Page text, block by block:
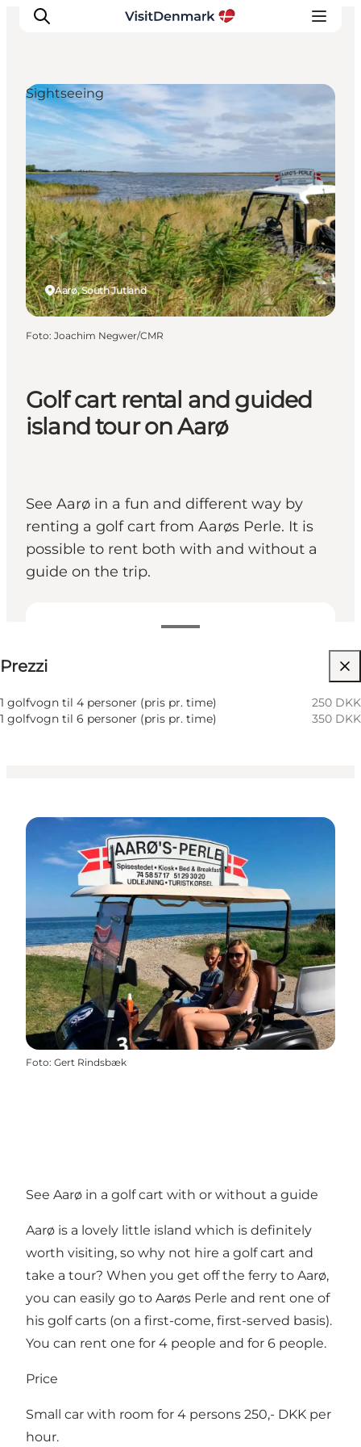
Ispirazioni
Dove andare
Cosa fare
Dove dormire
Pianifica il viaggio
Golf cart rental and guided
island tour on Aarø
See Aarø in a fun and different way by
renting a golf cart from Aarøs Perle. It is
possible to rent both with and without a
guide on the trip.
Prezzi
1 golfvogn til 4 personer (pris pr. time)
250 DKK
1 golfvogn til 6 personer (pris pr. time)
350 DKK
Children, Friends, My business
Aarø, South Jutland
Sightseeing
Foto: Joachim Negwer/CMR
Foto: Gert Rindsbæk
See Aarø in a golf cart with or without a guide
Aarø is a lovely little island which is definitely
worth visiting, so why not hire a golf cart and
take a tour? When you get off the ferry to Aarø,
you can easily go to Aarøs Perle and rent one of
his golf carts (on a first-come, first-served basis).
You can rent one for 4 people and for 6 people.
Price
Small car with room for 4 persons 250,- DKK per
hour.